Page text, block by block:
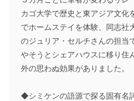
カゴ大学で歴史と東アジア文化
でホームステイを体験、同志社
のジュリア・セルチさんの担当
やそうとシェアハウスに移り住
外の思わぬ効果がありました。
◆シミケンの語源で探る固有名